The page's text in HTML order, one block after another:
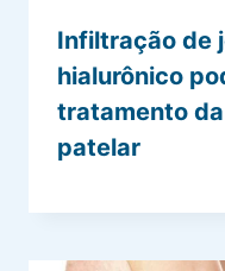
Infiltração de
hialurônico
tratamento
patelar